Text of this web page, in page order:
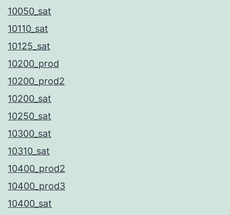
10050_sat
10110_sat
10125_sat
10200_prod
10200_prod2
10200_sat
10250_sat
10300_sat
10310_sat
10400_prod2
10400_prod3
10400_sat